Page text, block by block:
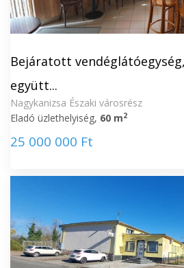
Bejáratott
együtt...
Nagykanizsa Északi városrész
Eladó üzlethelyiség, 60 m2
25 000 000 Ft